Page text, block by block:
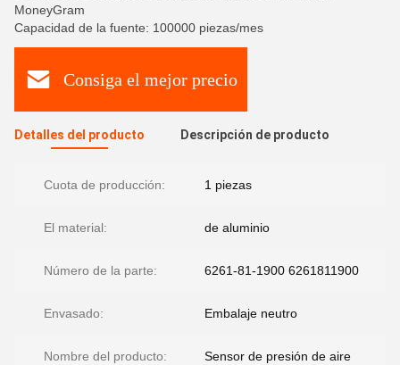
MoneyGram
Capacidad de la fuente: 100000 piezas/mes
Consiga el mejor precio
Detalles del producto Descripción de producto
Cuota de producción: 1 piezas
El material: de aluminio
Número de la parte: 6261-81-1900 6261811900
Envasado: Embalaje neutro
Nombre del producto: Sensor de presión de aire